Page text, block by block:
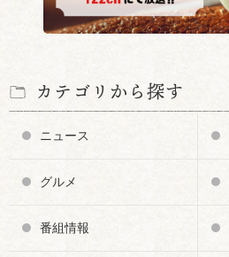
カテゴリから探す
ニュース
グルメ
番組情報